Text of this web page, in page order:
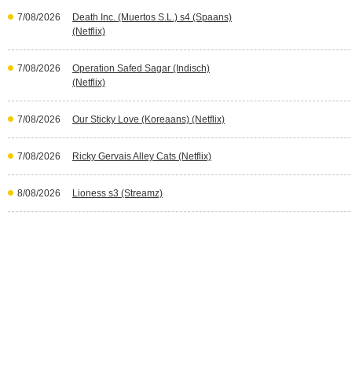
7/08/2026
Death Inc. (Muertos S.L.) s4 (Spaans)
(Netflix)
7/08/2026
Operation Safed Sagar (Indisch)
(Netflix)
7/08/2026 Our Sticky Love (Koreaans) (Netflix)
7/08/2026 Ricky Gervais Alley Cats (Netflix)
8/08/2026 Lioness s3 (Streamz)